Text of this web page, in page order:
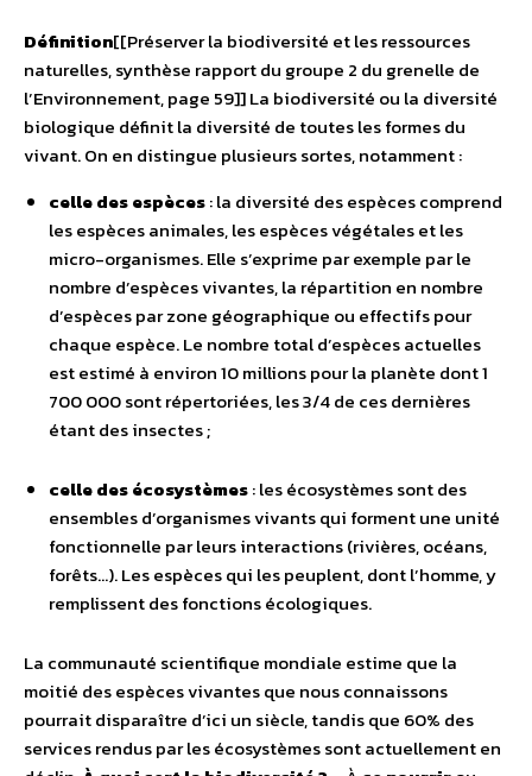
Définition[[Préserver la biodiversité et les ressources
naturelles, synthèse rapport du groupe 2 du grenelle de
l’Environnement, page 59]] La biodiversité ou la diversité
biologique définit la diversité de toutes les formes du
vivant. On en distingue plusieurs sortes, notamment :
celle des espèces: la diversité des espèces comprend
les espèces animales, les espèces végétales et les
micro-organismes. Elle s’exprime par exemple par le
nombre d’espèces vivantes, la répartition en nombre
d’espèces par zone géographique ou effectifs pour
chaque espèce. Le nombre total d’espèces actuelles
est estimé à environ 10 millions pour la planète dont 1
700 000 sont répertoriées, les 3/4 de ces dernières
étant des insectes ;
celle des écosystèmes: les écosystèmes sont des
ensembles d’organismes vivants qui forment une unité
fonctionnelle par leurs interactions (rivières, océans,
forêts…). Les espèces qui les peuplent, dont l’homme, y
remplissent des fonctions écologiques.
La communauté scientifique mondiale estime que la
moitié des espèces vivantes que nous connaissons
pourrait disparaître d’ici un siècle, tandis que 60% des
services rendus par les écosystèmes sont actuellement en